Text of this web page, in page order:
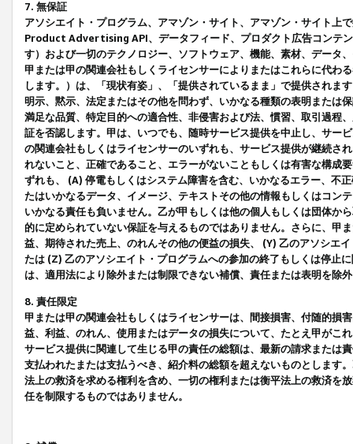
7. 無保証
アソシエイト・プログラム、アマゾン・サイト、アマゾン・サイト上
Product Advertising API、データフィード、プロダクト広告コンテ
す）および一切のテクノロジー、ソフトウェア、機能、素材、データ
甲または甲の関連会社もしくライセンサーによりまたはこれらに代わ
します。）は、「現状有姿」、「提供されているまま」で提供されま
明示、黙示、法定またはその他を問わず、いかなる種類の表明または
満足な品質、特定目的への適合性、非侵害および法、慣習、取引過程
証を否認します。甲は、いつでも、随時サービス提供を中止し、サー
の関連会社もしくはライセンサーのいずれも、サービス提供が継続さ
れないこと、正確であること、エラーがないこともしくは有害な構成
ずれも、 (A) 停電もしくはシステム障害を含む、いかなるエラー、不
たはいかなるデータ、イメージ、テキストその他の情報もしくはコン
いかなる責任も負いません。乙が甲もしくは他の個人もしくは団体か
的に定められていない保証を与えるものではありません。さらに、甲
益、期待された売上、のれんその他の便益の損失、 (Y) 乙のアソシエ
たは (Z) 乙のアソシエイト・プログラムへの参加の終了もしくは停止
は、適用法により除外または制限できない補償、責任または表明を除
8. 責任限定
甲または甲の関連会社もしくはライセンサーは、間接損害、付随的損
益、利益、のれん、使用またはデータの損失について、たとえ甲がこ
サービス提供に関連して生じる甲の責任の総額は、最新の請求または
支払われたまたは支払うべき、紹介料の総額を超えないものとします
法上の救済を求める権利を含め、一切の権利または衡平法上の救済を
任を制限するものではありません。